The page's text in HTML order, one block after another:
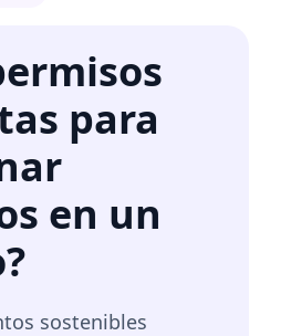
para
en un
sostenibles